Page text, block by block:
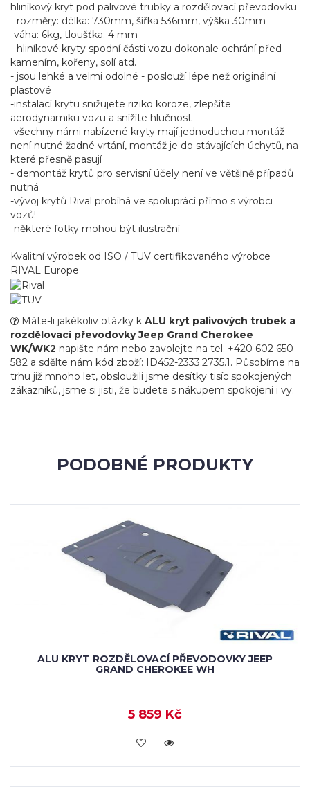
hliníkový kryt pod palivové trubky a rozdělovací převodovku
- rozměry: délka: 730mm, šířka 536mm, výška 30mm
-váha: 6kg, tloušťka: 4 mm
- hliníkové kryty spodní části vozu dokonale ochrání před
kamením, kořeny, solí atd.
- jsou lehké a velmi odolné - poslouží lépe než originální
plastové
-instalací krytu snižujete riziko koroze, zlepšíte
aerodynamiku vozu a snížíte hlučnost
-všechny námi nabízené kryty mají jednoduchou montáž -
není nutné žadné vrtání, montáž je do stávajících úchytů, na
které přesně pasují
- demontáž krytů pro servisní účely není ve většině případů
nutná
-vývoj krytů Rival probíhá ve spoluprácí přímo s výrobci
vozů!
-některé fotky mohou být ilustrační
Kvalitní výrobek od ISO / TUV certifikovaného výrobce
RIVAL Europe
Máte-li jakékoliv otázky k ALU kryt palivových trubek a
rozdělovací převodovky Jeep Grand Cherokee
WK/WK2 napište nám nebo zavolejte na tel. +420 602 650
582 a sdělte nám kód zboží: ID452-2333.2735.1. Působíme na
trhu již mnoho let, obsloužili jsme desítky tisíc spokojených
zákazníků, jsme si jisti, že budete s nákupem spokojeni i vy.
PODOBNÉ PRODUKTY
ALU KRYT ROZDĚLOVACÍ PŘEVODOVKY JEEP
GRAND CHEROKEE WH
5 859 Kč
KOUPIT